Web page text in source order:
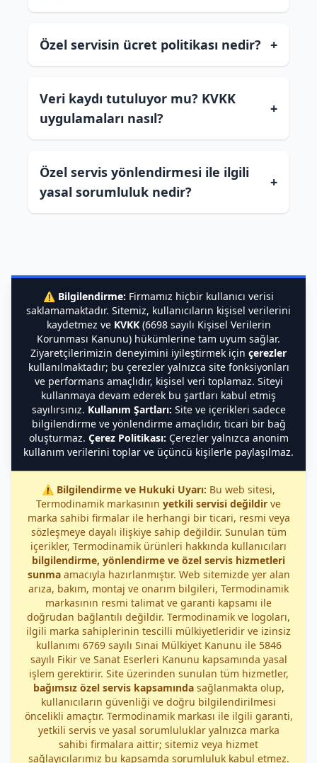
Özel servisin ücret politikası nedir? +
Veri kaydı tutuluyor mu? KVKK
uygulamaları nasıl?
+
Özel servis yönlendirmesi ile ilgili
yasal sorumluluk nedir?
+
⚠️ Bilgilendirme: Firmamız hiçbir kullanıcı verisi
saklamamaktadır. Sitemiz, kullanıcıların kişisel verilerini
kaydetmez ve KVKK(6698 sayılı Kişisel Verilerin
Korunması Kanunu) hükümlerine tam uyum sağlar.
Ziyaretçilerimizin deneyimini iyileştirmek için çerezler
kullanılmaktadır; bu çerezler yalnızca site fonksiyonları
ve performans amaçlıdır, kişisel veri toplamaz. Siteyi
kullanmaya devam ederek bu şartları kabul etmiş
sayılırsınız. Kullanım Şartları: Site ve içerikleri sadece
bilgilendirme ve yönlendirme amaçlıdır, ticari bir bağ
oluşturmaz. Çerez Politikası: Çerezler yalnızca anonim
kullanım verilerini toplar ve üçüncü kişilerle paylaşılmaz.
⚠️ Bilgilendirme ve Hukuki Uyarı: Bu web sitesi,
Termodinamik markasının yetkili servisi değildir ve
marka sahibi firmalar ile herhangi bir ticari, resmi veya
sözleşmeye dayalı ilişkiye sahip değildir. Sunulan tüm
içerikler, Termodinamik ürünleri hakkında kullanıcıları
bilgilendirme, yönlendirme ve özel servis hizmetleri
sunmaamacıyla hazırlanmıştır. Web sitemizde yer alan
arıza, bakım, montaj ve onarım bilgileri, Termodinamik
markasının resmi talimat ve garanti kapsamı ile
doğrudan bağlantılı değildir. Termodinamik ve logoları,
ilgili marka sahiplerinin tescilli mülkiyetleridir ve izinsiz
kullanımı 6769 sayılı Sınai Mülkiyet Kanunu ile 5846
sayılı Fikir ve Sanat Eserleri Kanunu kapsamında yasal
işlem gerektirir. Site üzerinden sunulan tüm hizmetler,
bağımsız özel servis kapsamındasağlanmakta olup,
kullanıcıların güvenliği ve doğru bilgilendirilmesi
öncelikli amaçtır. Termodinamik markası ile ilgili garanti,
yetkili servis ve yasal sorumluluklar yalnızca marka
sahibi firmalara aittir; sitemiz veya hizmet
sağlayıcılarımız bu kapsamda sorumluluk kabul etmez.